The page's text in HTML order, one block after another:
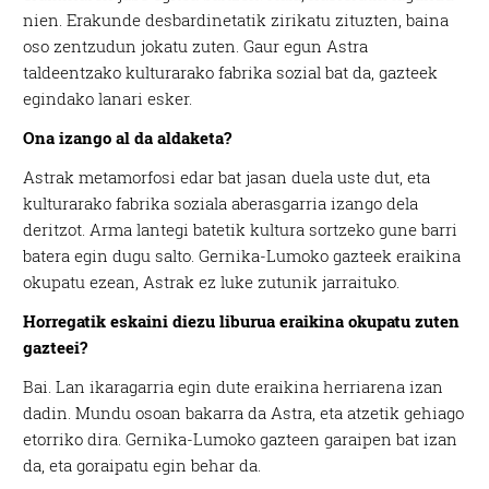
fitxategiak erabiltzen ditu. Zure esperientzia eta
zerbitzuak hobetzeko asmoz, cookie teknologiaz
baliatzen gara. Ohar hau onartuz gero, teknologia hori
erabiltzeko baimen esplizitua ematen diguzu.
nien. Erakunde desbardinetatik zirikatu zituzten, baina
oso zentzudun jokatu zuten. Gaur egun Astra
taldeentzako kulturarako fabrika sozial bat da, gazteek
egindako lanari esker.
Ona izango al da aldaketa?
Astrak metamorfosi edar bat jasan duela uste dut, eta
kulturarako fabrika soziala aberasgarria izango dela
deritzot. Arma lantegi batetik kultura sortzeko gune barri
batera egin dugu salto. Gernika-Lumoko gazteek eraikina
okupatu ezean, Astrak ez luke zutunik jarraituko.
Horregatik eskaini diezu liburua eraikina okupatu zuten
gazteei?
Bai. Lan ikaragarria egin dute eraikina herriarena izan
dadin. Mundu osoan bakarra da Astra, eta atzetik gehiago
etorriko dira. Gernika-Lumoko gazteen garaipen bat izan
da, eta goraipatu egin behar da.